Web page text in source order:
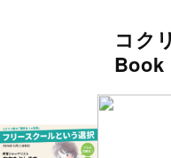
コク
Book